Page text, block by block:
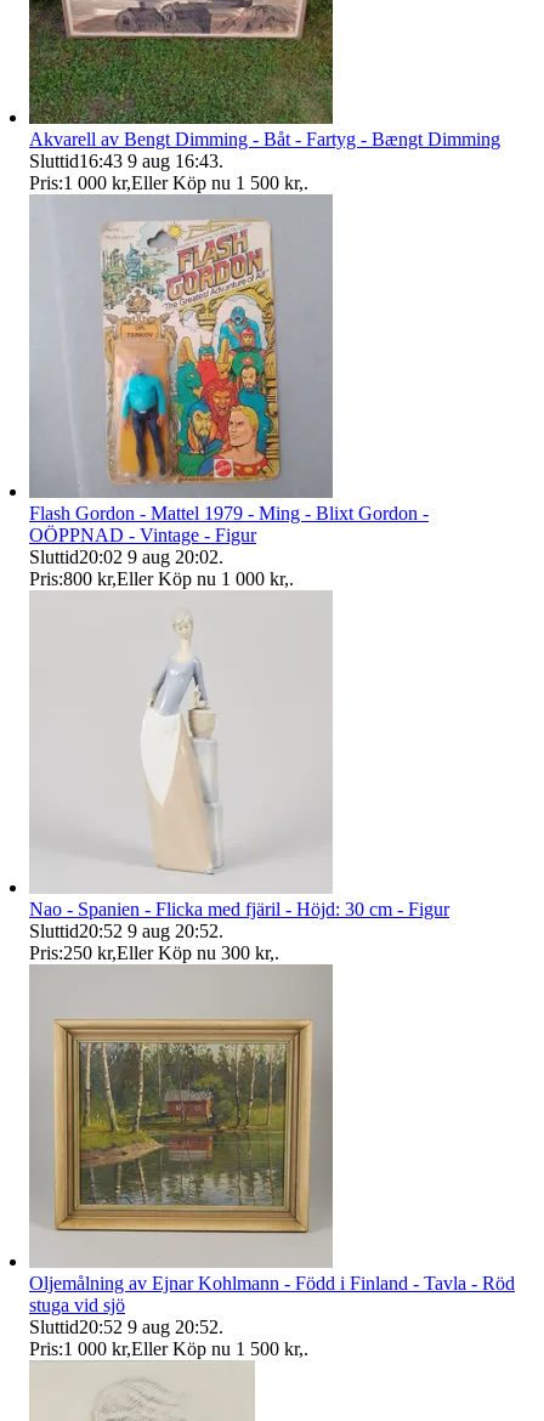
Akvarell av Bengt Dimming - Båt - Fartyg - Bængt Dimming
Sluttid16:43 9 aug 16:43.
Pris:1 000 kr,Eller Köp nu 1 500 kr,.
Flash Gordon - Mattel 1979 - Ming - Blixt Gordon -
OÖPPNAD - Vintage - Figur
Sluttid20:02 9 aug 20:02.
Pris:800 kr,Eller Köp nu 1 000 kr,.
Nao - Spanien - Flicka med fjäril - Höjd: 30 cm - Figur
Sluttid20:52 9 aug 20:52.
Pris:250 kr,Eller Köp nu 300 kr,.
Oljemålning av Ejnar Kohlmann - Född i Finland - Tavla - Röd
stuga vid sjö
Sluttid20:52 9 aug 20:52.
Pris:1 000 kr,Eller Köp nu 1 500 kr,.